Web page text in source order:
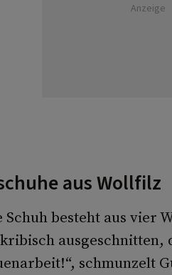
Anzeige
aus Wollfilz
besteht aus vier
schmunzelt